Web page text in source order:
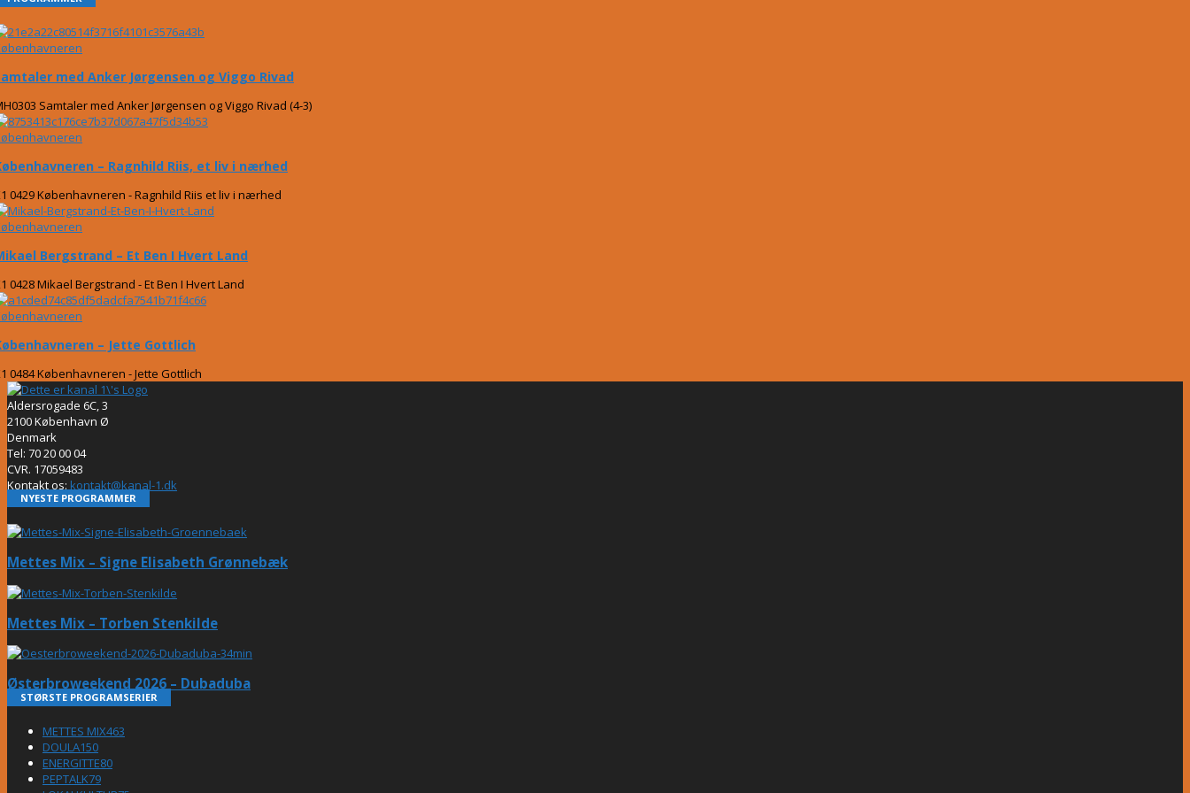
med Anker Jørgensen og Viggo Rivad
Samtaler med Anker Jørgensen og Viggo Rivad (4-3)
– Ragnhild Riis, et liv i nærhed
0429 Københavneren - Ragnhild Riis et liv i nærhed
Bergstrand – Et Ben I Hvert Land
0428 Mikael Bergstrand - Et Ben I Hvert Land
– Jette Gottlich
0484 Københavneren - Jette Gottlich
Aldersrogade 6C, 3
2100 København Ø
Denmark
Tel: 70 20 00 04
CVR. 17059483
Kontakt os: kontakt@kanal-1.dk
NYESTE PROGRAMMER
Mettes Mix – Signe Elisabeth Grønnebæk
Mettes Mix – Torben Stenkilde
Østerbroweekend 2026 – Dubaduba
STØRSTE PROGRAMSERIER
METTES MIX463
DOULA150
ENERGITTE80
PEPTALK79